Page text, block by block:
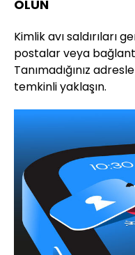
OLUN
Kimlik avı saldırıları
postalar veya
Tanımadığınız
temkinli yaklaşın.